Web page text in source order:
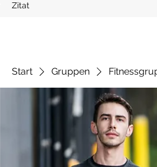
Zitat
Start Gruppen